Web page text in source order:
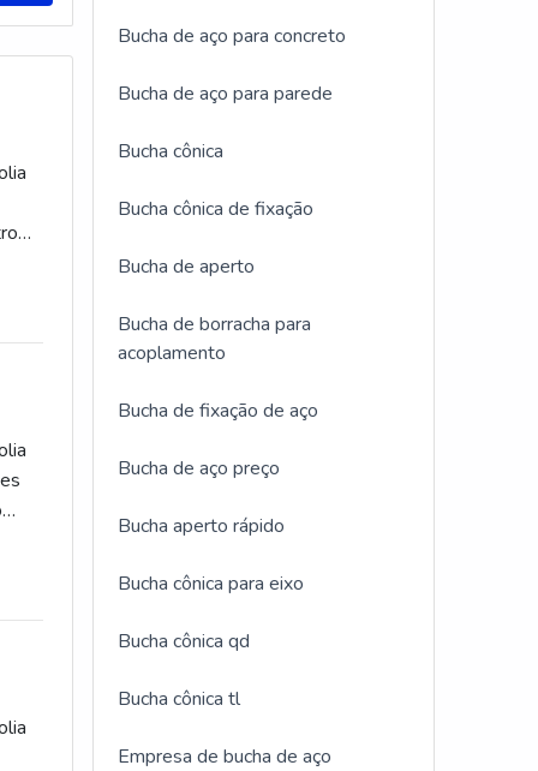
e
Bucha de aço para concreto
Bucha de aço para parede
Bucha cônica
Bucha cônica de fixação
Bucha de aperto
Bucha de borracha para
acoplamento
Bucha de fixação de aço
Bucha de aço preço
Bucha aperto rápido
Bucha cônica para eixo
Bucha cônica qd
Bucha cônica tl
Empresa de bucha de aço